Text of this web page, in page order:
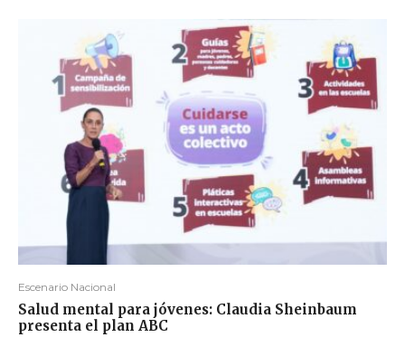
Escenario Nacional
Salud mental para jóvenes: Claudia Sheinbaum
presenta el plan ABC